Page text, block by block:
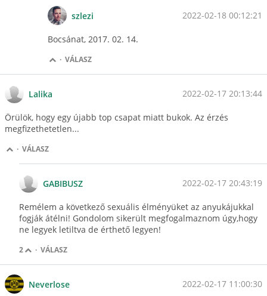
szlezi 2022-02-18 00:12:21
Bocsánat, 2017. 02. 14.
· VÁLASZ
Lalika 2022-02-17 20:13:44
Örülök, hogy egy újabb top csapat miatt bukok. Az érzés
megfizethetetlen...
· VÁLASZ
GABIBUSZ 2022-02-17 20:43:19
Remélem a következő sexuális élményüket az anyukájukkal
fogják átélni! Gondolom sikerült megfogalmaznom úgy,hogy
ne legyek letiltva de érthető legyen!
2 · VÁLASZ
Neverlose 2022-02-17 11:00:30